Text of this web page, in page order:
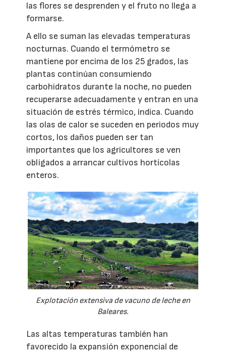
las flores se desprenden y el fruto no llega a
formarse.
A ello se suman las elevadas temperaturas
nocturnas. Cuando el termómetro se
mantiene por encima de los 25 grados, las
plantas continúan consumiendo
carbohidratos durante la noche, no pueden
recuperarse adecuadamente y entran en una
situación de estrés térmico, indica. Cuando
las olas de calor se suceden en periodos muy
cortos, los daños pueden ser tan
importantes que los agricultores se ven
obligados a arrancar cultivos hortícolas
enteros.
Explotación extensiva de vacuno de leche en
Baleares.
Las altas temperaturas también han
favorecido la expansión exponencial de